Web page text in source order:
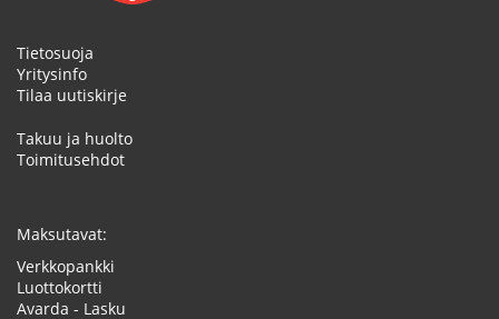
Tietosuoja
Yritysinfo
Tilaa uutiskirje
Takuu ja huolto
Toimitusehdot
Maksutavat:
Verkkopankki
Luottokortti
Avarda - Lasku